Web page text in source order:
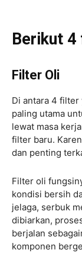
Berikut
Filter Oli
Di antara 4 filter
paling utama
lewat masa
filter baru.
dan penting
Filter oli
kondisi bersih
jelaga, serbuk
dibiarkan,
berjalan
komponen